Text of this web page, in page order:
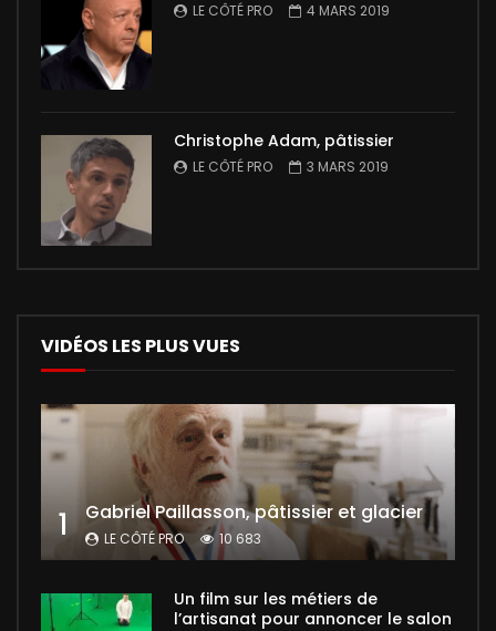
LE CÔTÉ PRO 4 MARS 2019
Christophe Adam, pâtissier
LE CÔTÉ PRO 3 MARS 2019
VIDÉOS LES PLUS VUES
1 Gabriel Paillasson, pâtissier et glacier
LE CÔTÉ PRO 10 683
Un film sur les métiers de
l’artisanat pour annoncer le salon